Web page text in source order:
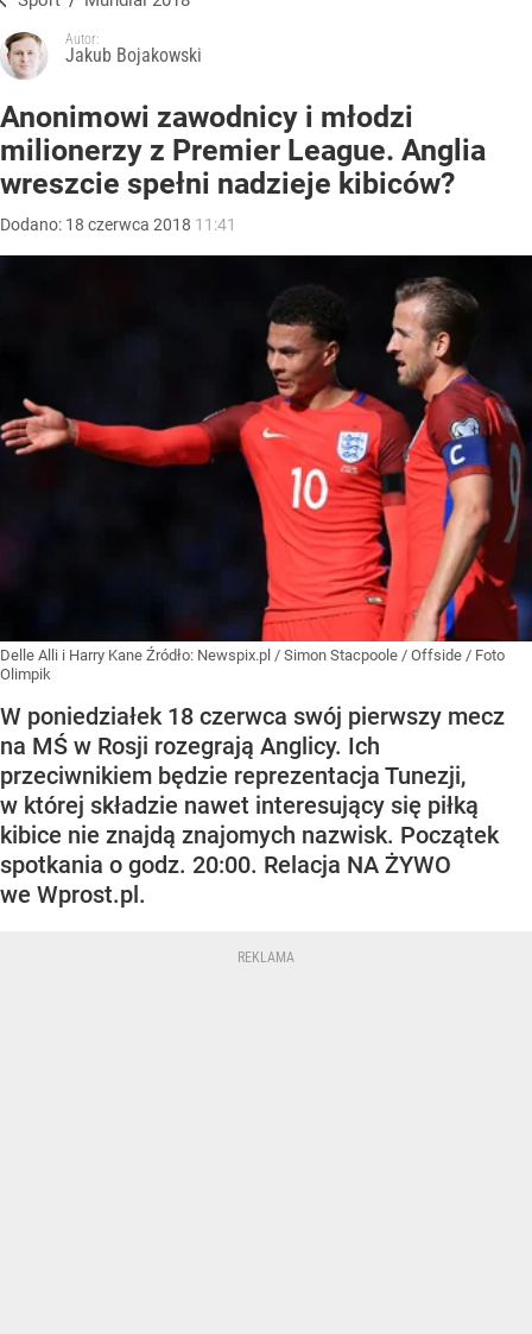
Autor:
Jakub Bojakowski
Anonimowi zawodnicy i młodzi
milionerzy z Premier League. Anglia
wreszcie spełni nadzieje kibiców?
Dodano: 18 czerwca 2018 11:41
Delle Alli i Harry Kane Źródło: Newspix.pl / Simon Stacpoole / Offside / Foto
Olimpik
W poniedziałek 18 czerwca swój pierwszy mecz
na MŚ w Rosji rozegrają Anglicy. Ich
przeciwnikiem będzie reprezentacja Tunezji,
w której składzie nawet interesujący się piłką
kibice nie znajdą znajomych nazwisk. Początek
spotkania o godz. 20:00. Relacja NA ŻYWO
we Wprost.pl.